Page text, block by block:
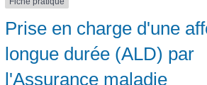
Prise en charge d'une
longue durée (ALD) par
l'Assurance maladie